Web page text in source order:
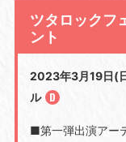
ツタロック
ント
2023年3月19日(
ル
■第一弾出演アー